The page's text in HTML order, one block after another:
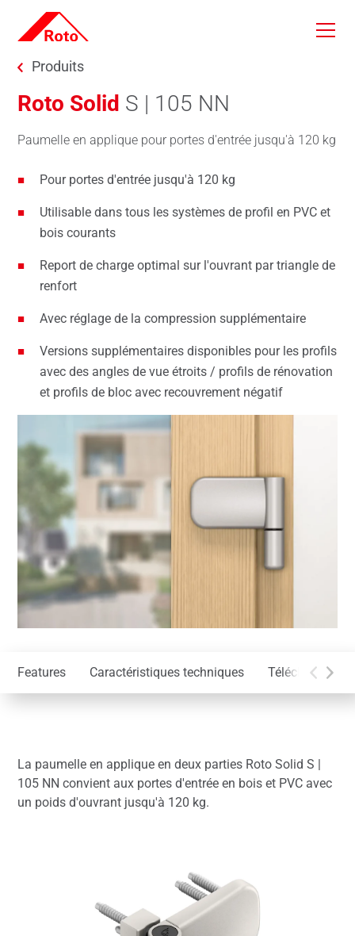
Skip to main content
You are here:
Produits
Roto Solid S | 105 NN
Paumelle en applique pour portes d'entrée jusqu'à 120 kg
Pour portes d'entrée jusqu'à 120 kg
Utilisable dans tous les systèmes de profil en PVC et
bois courants
Report de charge optimal sur l'ouvrant par triangle de
renfort
Avec réglage de la compression supplémentaire
Versions supplémentaires disponibles pour les profils
avec des angles de vue étroits / profils de rénovation
et profils de bloc avec recouvrement négatif
Features Caractéristiques techniques
La paumelle en applique en deux parties Roto Solid S |
105 NN convient aux portes d'entrée en bois et PVC avec
un poids d'ouvrant jusqu'à 120 kg.